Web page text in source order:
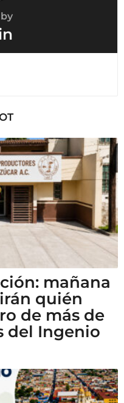
mañana
quién
de más de
del Ingenio